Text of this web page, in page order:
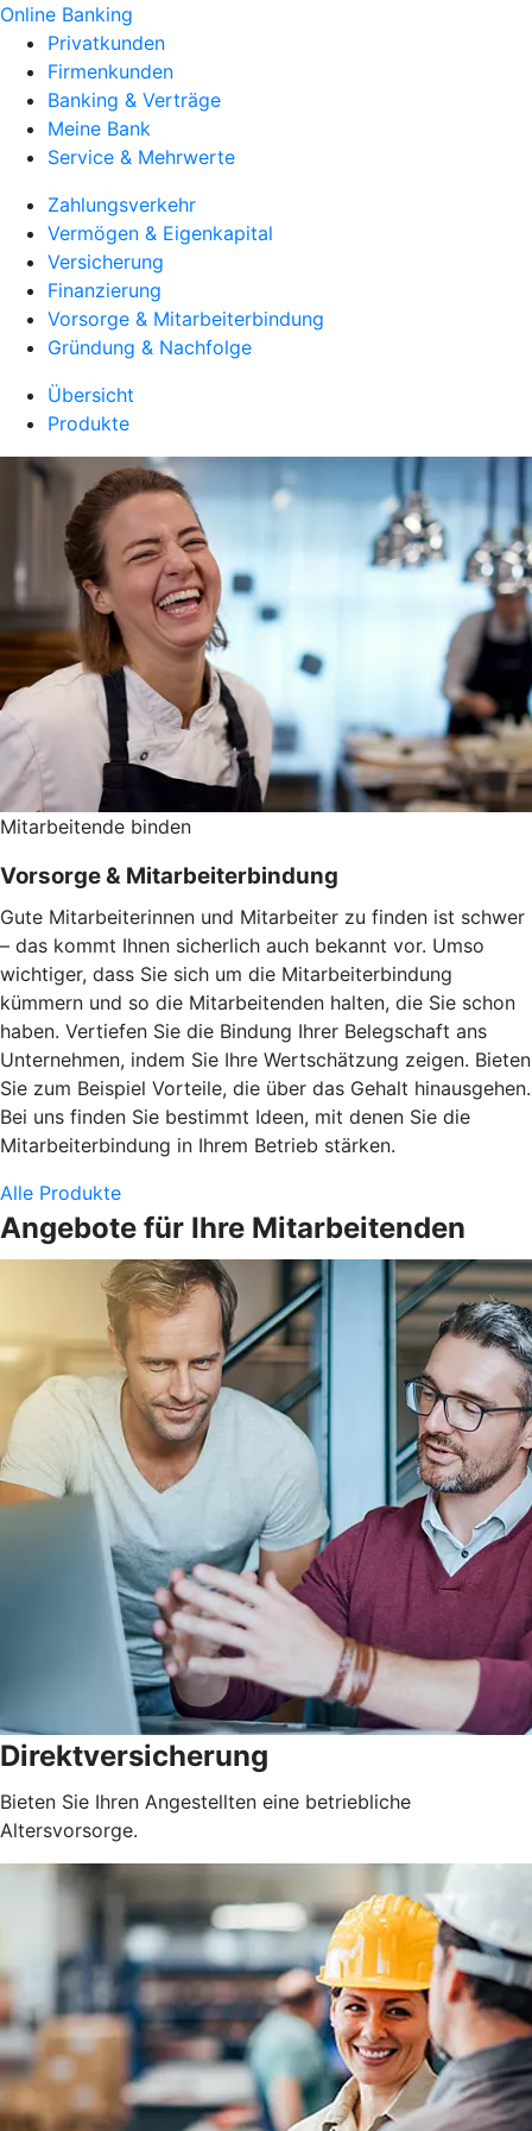
Online Banking
Privatkunden
Firmenkunden
Banking & Verträge
Meine Bank
Service & Mehrwerte
Zahlungsverkehr
Vermögen & Eigenkapital
Versicherung
Finanzierung
Vorsorge & Mitarbeiterbindung
Gründung & Nachfolge
Übersicht
Produkte
Mitarbeitende binden
Vorsorge & Mitarbeiterbindung
Gute Mitarbeiterinnen und Mitarbeiter zu finden ist schwer
– das kommt Ihnen sicherlich auch bekannt vor. Umso
wichtiger, dass Sie sich um die Mitarbeiterbindung
kümmern und so die Mitarbeitenden halten, die Sie schon
haben. Vertiefen Sie die Bindung Ihrer Belegschaft ans
Unternehmen, indem Sie Ihre Wertschätzung zeigen. Bieten
Sie zum Beispiel Vorteile, die über das Gehalt hinausgehen.
Bei uns finden Sie bestimmt Ideen, mit denen Sie die
Mitarbeiterbindung in Ihrem Betrieb stärken.
Alle Produkte
Angebote für Ihre Mitarbeitenden
Direktversicherung
Bieten Sie Ihren Angestellten eine betriebliche
Altersvorsorge.